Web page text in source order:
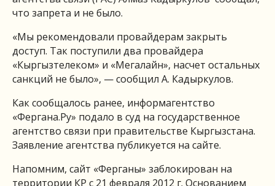
что запрета и не было.
«Мы рекомендовали провайдерам закрыть
доступ. Так поступили два провайдера
«Кыргызтелеком» и «Мегалайн», насчет остальных
санкций не было», — сообщил А. Кадыркулов.
Как сообщалось ранее, информагентство
«Фергана.Ру» подало в суд на государственное
агентство связи при правительстве Кыргызстана.
Заявление агентства публикуется на сайте.
Напомним, сайт «Ферганы» заблокирован на
территории КР с 21 февраля 2012 г. Основанием